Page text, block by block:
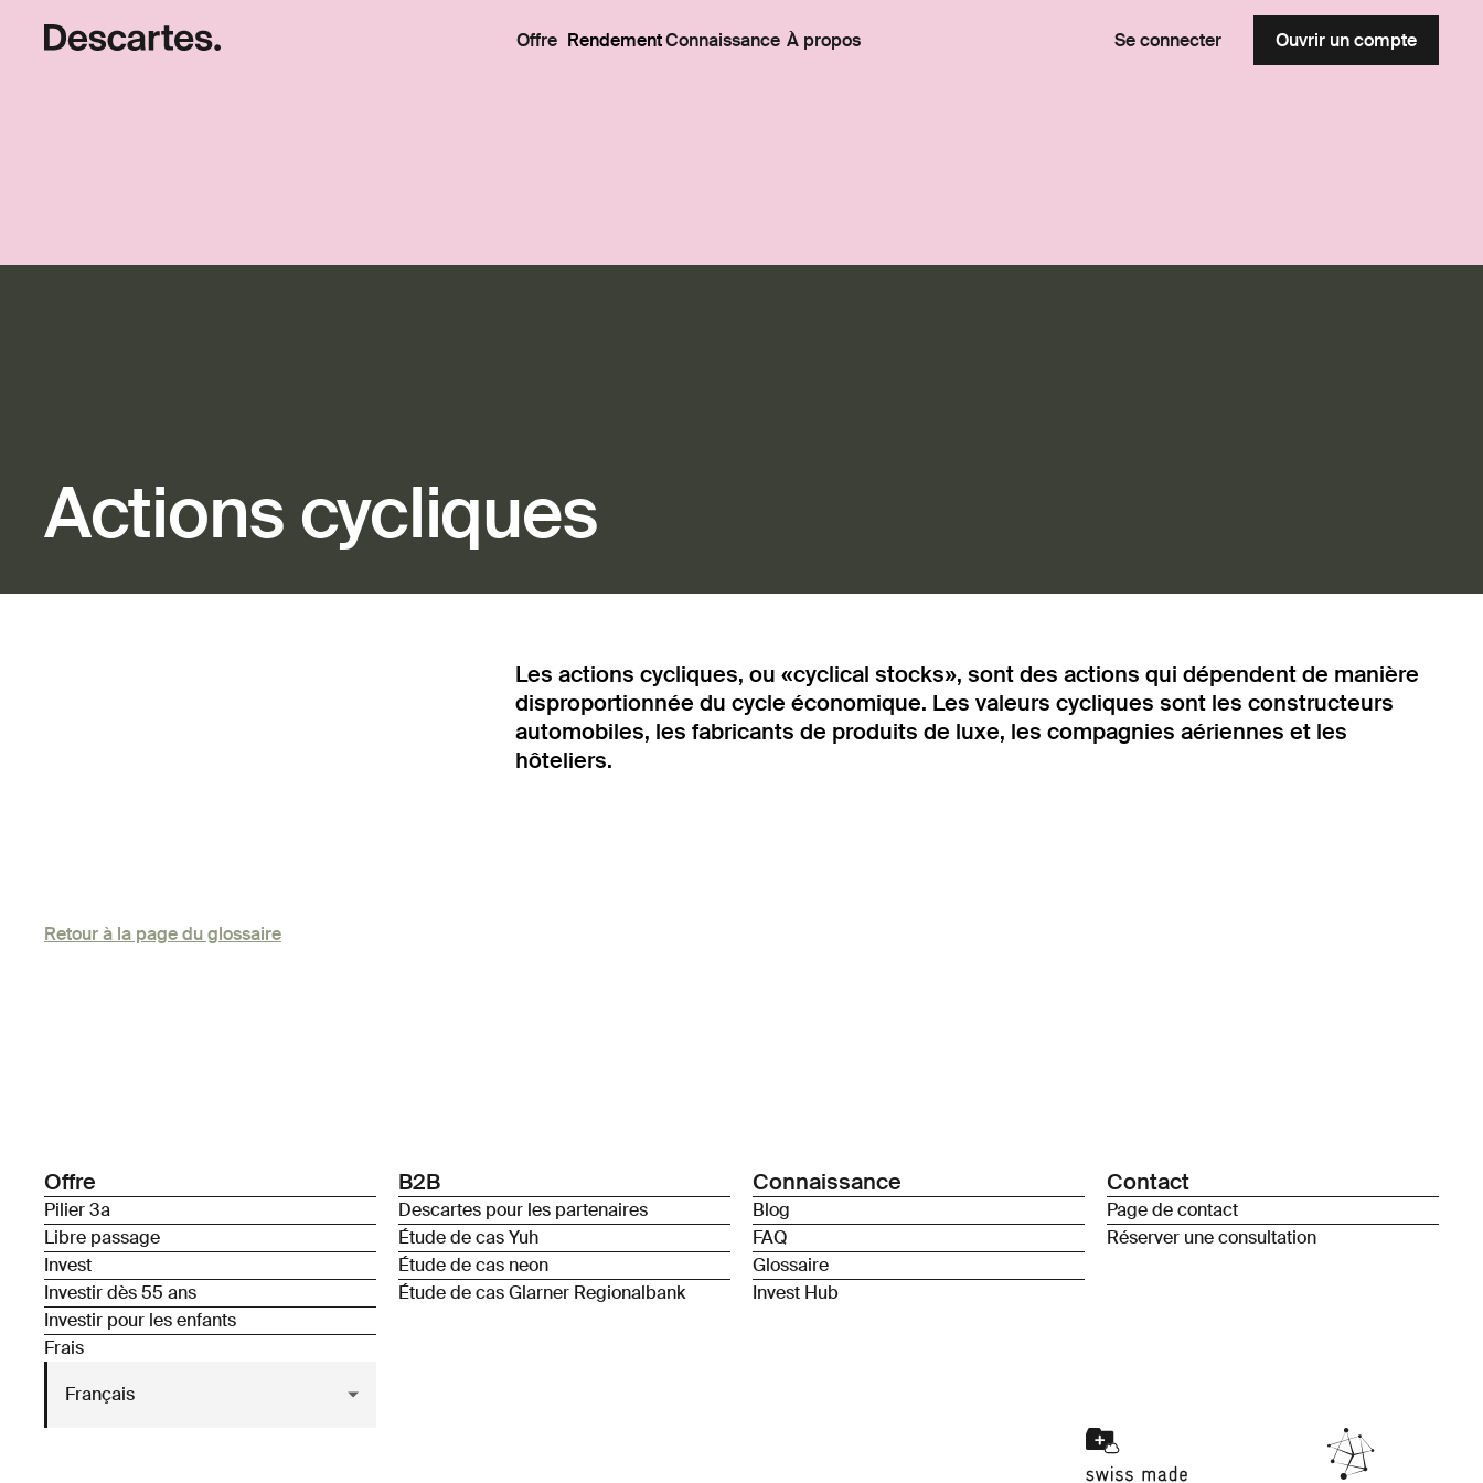
Offre RendementConnaissance À propos Se connecter Ouvrir un compte
Actions cycliques
Les actions cycliques, ou «cyclical stocks», sont des actions qui dépendent de manière
disproportionnée du cycle économique. Les valeurs cycliques sont les constructeurs
automobiles, les fabricants de produits de luxe, les compagnies aériennes et les
hôteliers.
Retour à la page du glossaire
Offre
Pilier 3a
Libre passage
Invest
Investir dès 55 ans
Investir pour les enfants
Frais
B2B
Descartes pour les partenaires
Étude de cas Yuh
Étude de cas neon
Étude de cas Glarner Regionalbank
Connaissance
Blog
FAQ
Glossaire
Invest Hub
Contact
Page de contact
Réserver une consultation
Français